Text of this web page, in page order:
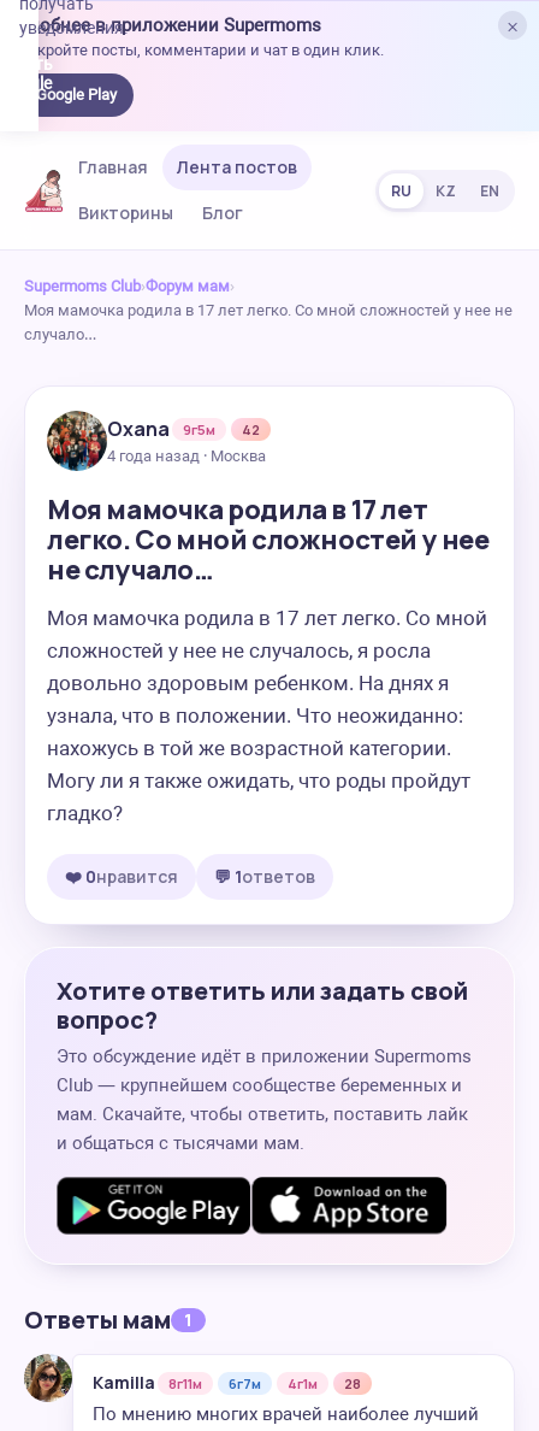
×
Удобнее в приложении Supermoms
Откройте посты, комментарии и чат в один клик.
Google Play
уведомления.
Главная
Лента постов
Викторины
Блог
RU KZ EN
Supermoms Club›Форум мам›
Моя мамочка родила в 17 лет легко. Со мной сложностей у нее не
случало…
Oxana 9г5м
42
4 года назад · Москва
Моя мамочка родила в 17 лет
легко. Со мной сложностей у нее
не случало…
Моя мамочка родила в 17 лет легко. Со мной
сложностей у нее не случалось, я росла
довольно здоровым ребенком. На днях я
узнала, что в положении. Что неожиданно:
нахожусь в той же возрастной категории.
Могу ли я также ожидать, что роды пройдут
гладко?
❤️ 0нравится 💬 1ответов
Хотите ответить или задать свой
вопрос?
Это обсуждение идёт в приложении Supermoms
Club — крупнейшем сообществе беременных и
мам. Скачайте, чтобы ответить, поставить лайк
и общаться с тысячами мам.
Ответы мам 1
Kamilla 8г11м 6г7м 4г1м 28
По мнению многих врачей наиболее лучший